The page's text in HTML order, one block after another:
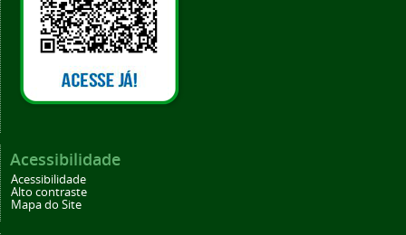
Acessibilidade
Acessibilidade
Alto contraste
Mapa do Site